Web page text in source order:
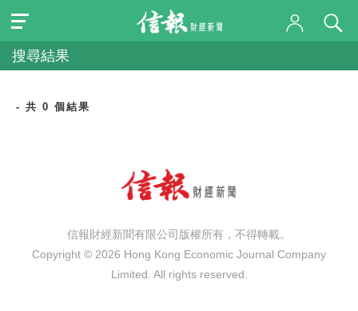
搜尋結果
- 共 0 個結果
信報財經新聞有限公司版權所有，不得轉載。
Copyright © 2026 Hong Kong Economic Journal Company
Limited. All rights reserved.